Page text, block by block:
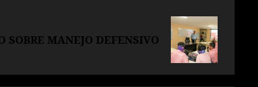
SOBRE MANEJO DEFENSIVO